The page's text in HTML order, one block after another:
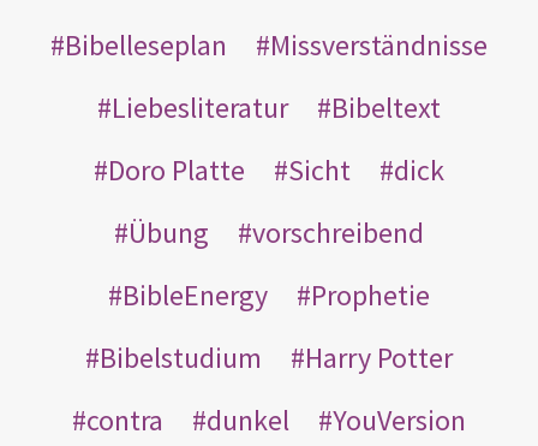
Bibelleseplan
Missverständnisse
Liebesliteratur
Bibeltext
Doro Platte
Sicht
dick
Übung
vorschreibend
BibleEnergy
Prophetie
Bibelstudium
Harry Potter
contra
dunkel
YouVersion